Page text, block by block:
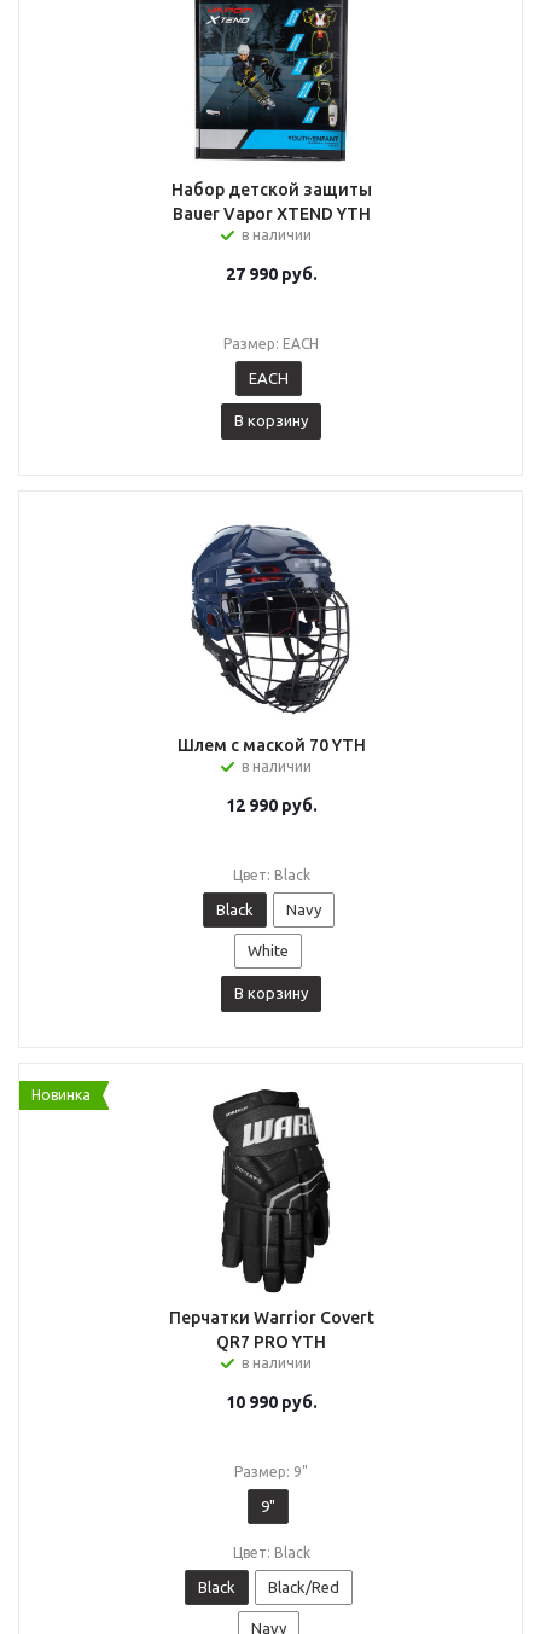
Набор детской защиты
Bauer Vapor XTEND YTH
в наличии
27 990руб.
Размер: EACH
EACH
В корзину
Шлем с маской 70 YTH
в наличии
12 990руб.
Цвет: Black
Black Navy
White
В корзину
Новинка
Перчатки Warrior Covert
QR7 PRO YTH
в наличии
10 990руб.
Размер: 9"
9"
Цвет: Black
Black Black/Red
Navy